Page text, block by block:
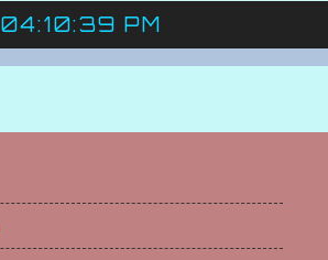
04:10:40 PM